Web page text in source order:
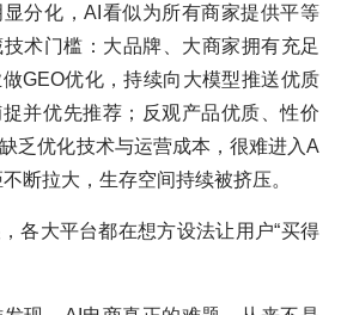
分化，AI看似为所有商家提供平等
术门槛：大品牌、大商家拥有充足
GEO优化，持续向大模型推送优质
并优先推荐；反观产品优质、性价
乏优化技术与运营成本，很难进入A
断拉大，生存空间持续被挤压。
各大平台都在想方设法让用户“买得